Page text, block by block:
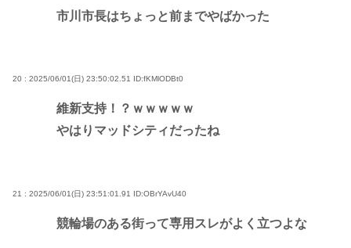
市川市長はちょっと前までやばかった
20 : 2025/06/01(日) 23:50:02.51 ID:fKMlODBt0
維新支持！？ｗｗｗｗｗ
やはりマッドシティだったね
21 : 2025/06/01(日) 23:51:01.91 ID:OBrYAvU40
競輪場のある街って専用スレがよく立つよな